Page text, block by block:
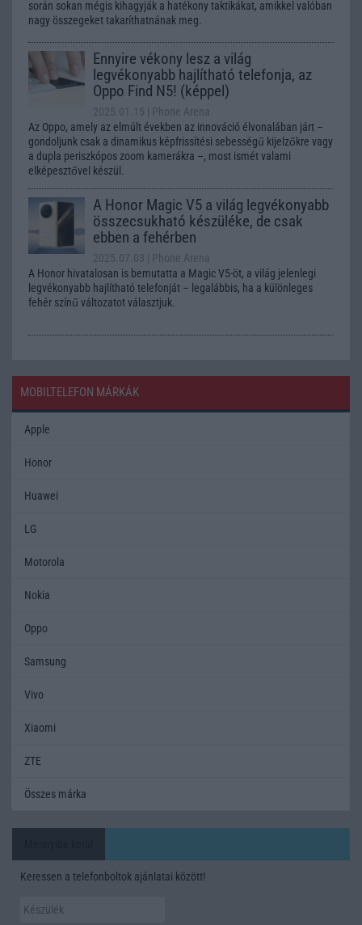
során sokan mégis kihagyják a hatékony taktikákat, amikkel valóban
nagy összegeket takaríthatnának meg.
Ennyire vékony lesz a világ
legvékonyabb hajlítható telefonja, az
Oppo Find N5! (képpel)
2025.01.15
| Phone Arena
Az Oppo, amely az elmúlt években az innováció élvonalában járt –
gondoljunk csak a dinamikus képfrissítési sebességű kijelzőkre vagy
a dupla periszkópos zoom kamerákra –, most ismét valami
elképesztővel készül.
A Honor Magic V5 a világ legvékonyabb
összecsukható készüléke, de csak
ebben a fehérben
2025.07.03
| Phone Arena
A Honor hivatalosan is bemutatta a Magic V5-öt, a világ jelenlegi
legvékonyabb hajlítható telefonját – legalábbis, ha a különleges
fehér színű változatot választjuk.
MOBILTELEFON MÁRKÁK
Apple
Honor
Huawei
LG
Motorola
Nokia
Oppo
Samsung
Vivo
Xiaomi
ZTE
Összes márka
Keressen a telefonboltok ajánlatai között!